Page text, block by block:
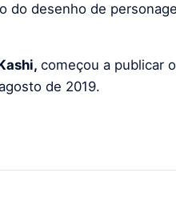
do desenho de
começou a publicar o
de 2019.